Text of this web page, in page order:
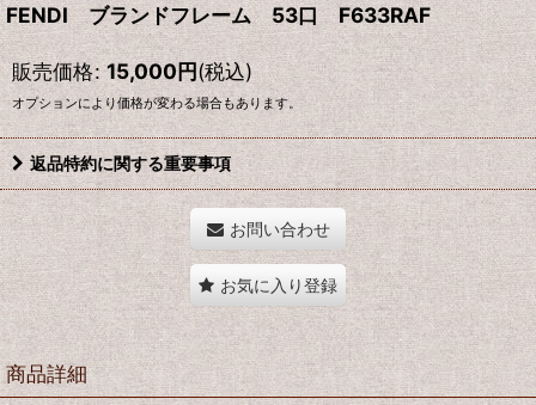
FENDI ブランドフレーム 53口 F633RAF
販売価格: 15,000円(税込)
オプションにより価格が変わる場合もあります。
返品特約に関する重要事項
お問い合わせ
お気に入り登録
商品詳細